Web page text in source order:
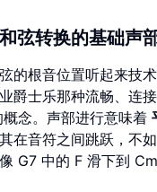
弦转换的基础声
的根音位置听起来技
爵士乐那种流畅、连
念。声部进行意味着
在音符之间跳跃，不
G7 中的 F 滑下到